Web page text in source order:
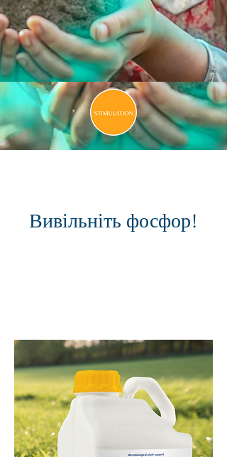
Вивільніть фосфор!